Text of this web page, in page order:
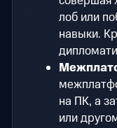
лоб или
навыки.
на ПК, а
или